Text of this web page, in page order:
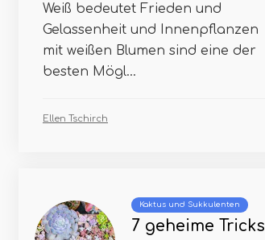
Weiß bedeutet Frieden und
Gelassenheit und Innenpflanzen
mit weißen Blumen sind eine der
besten Mögl...
Ellen Tschirch
Kaktus und Sukkulenten
7 geheime Tricks